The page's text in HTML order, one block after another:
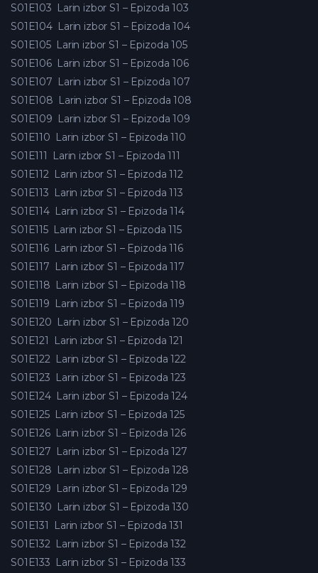
S01E103 Larin izbor S1 – Epizoda 103
S01E104 Larin izbor S1 – Epizoda 104
S01E105 Larin izbor S1 – Epizoda 105
S01E106 Larin izbor S1 – Epizoda 106
S01E107 Larin izbor S1 – Epizoda 107
S01E108 Larin izbor S1 – Epizoda 108
S01E109 Larin izbor S1 – Epizoda 109
S01E110 Larin izbor S1 – Epizoda 110
S01E111
Larin izbor S1 – Epizoda 111
S01E112 Larin izbor S1 – Epizoda 112
S01E113 Larin izbor S1 – Epizoda 113
S01E114 Larin izbor S1 – Epizoda 114
S01E115 Larin izbor S1 – Epizoda 115
S01E116 Larin izbor S1 – Epizoda 116
S01E117 Larin izbor S1 – Epizoda 117
S01E118 Larin izbor S1 – Epizoda 118
S01E119 Larin izbor S1 – Epizoda 119
S01E120 Larin izbor S1 – Epizoda 120
S01E121
Larin izbor S1 – Epizoda 121
S01E122 Larin izbor S1 – Epizoda 122
S01E123 Larin izbor S1 – Epizoda 123
S01E124 Larin izbor S1 – Epizoda 124
S01E125 Larin izbor S1 – Epizoda 125
S01E126 Larin izbor S1 – Epizoda 126
S01E127 Larin izbor S1 – Epizoda 127
S01E128 Larin izbor S1 – Epizoda 128
S01E129 Larin izbor S1 – Epizoda 129
S01E130 Larin izbor S1 – Epizoda 130
S01E131
Larin izbor S1 – Epizoda 131
S01E132 Larin izbor S1 – Epizoda 132
S01E133 Larin izbor S1 – Epizoda 133